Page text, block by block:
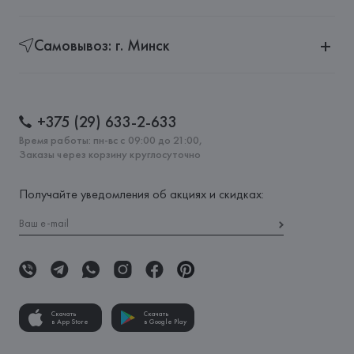
Самовывоз: г. Минск
+375 (29) 633-2-633
Время работы: пн-вс с 09:00 до 21:00,
Заказы через корзину круглосуточно
Получайте уведомления об акциях и скидках:
Скачать
в App Store
Скачать
в Google Play